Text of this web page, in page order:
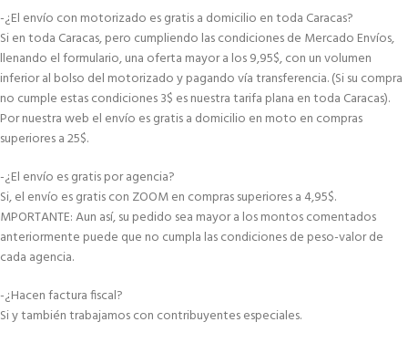
-¿El envío con motorizado es gratis a domicilio en toda Caracas?
Si en toda Caracas, pero cumpliendo las condiciones de Mercado Envíos,
llenando el formulario, una oferta mayor a los 9,95$, con un volumen
inferior al bolso del motorizado y pagando vía transferencia. (Si su compra
no cumple estas condiciones 3$ es nuestra tarifa plana en toda Caracas).
Por nuestra web el envío es gratis a domicilio en moto en compras
superiores a 25$.
-¿El envío es gratis por agencia?
Si, el envío es gratis con ZOOM en compras superiores a 4,95$.
MPORTANTE: Aun así, su pedido sea mayor a los montos comentados
anteriormente puede que no cumpla las condiciones de peso-valor de
cada agencia.
-¿Hacen factura fiscal?
Si y también trabajamos con contribuyentes especiales.